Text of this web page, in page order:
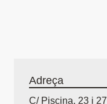
Adreça
C/ Piscina, 23 i 27